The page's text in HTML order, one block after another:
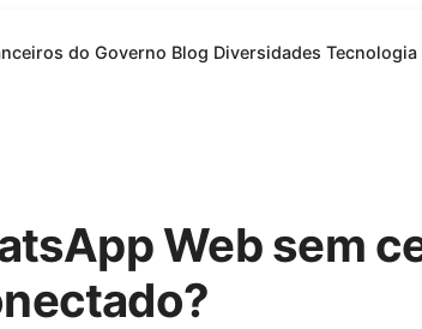
do Governo Blog Diversidades Tecnologia
Web sem